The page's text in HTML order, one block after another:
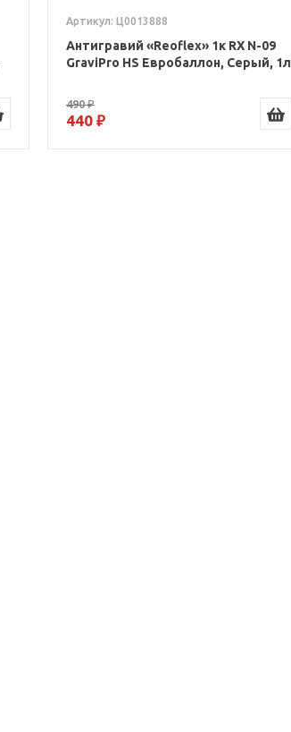
Артикул: Ц0013888
Антигравий «Reoflex» 1к RX N-09
GraviPro HS Евробаллон, Серый, 1л
490 ₽
440 ₽